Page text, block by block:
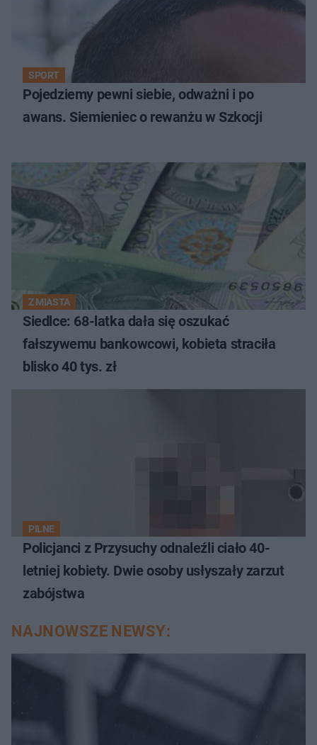
SPORT
Pojedziemy pewni siebie, odważni i po
awans. Siemieniec o rewanżu w Szkocji
Z MIASTA
Siedlce: 68-latka dała się oszukać
fałszywemu bankowcowi, kobieta straciła
blisko 40 tys. zł
PILNE
Policjanci z Przysuchy odnaleźli ciało 40-
letniej kobiety. Dwie osoby usłyszały zarzut
zabójstwa
NAJNOWSZE NEWSY: